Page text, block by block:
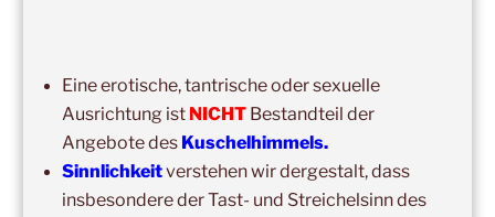
Kuschelhimmel 5h Kuscheln
14:00 19:00 29. August 2026 –Boppard
Kuschelhimmel 5h Kuscheln
15:00 –20:00,12. September 2026–
Eine erotische, tantrische oder sexuelle
Ausrichtung ist NICHTBestandteil der
Angebote des Kuschelhimmels.
Sinnlichkeitverstehen wir dergestalt, dass
insbesondere der Tast- und Streichelsinn des